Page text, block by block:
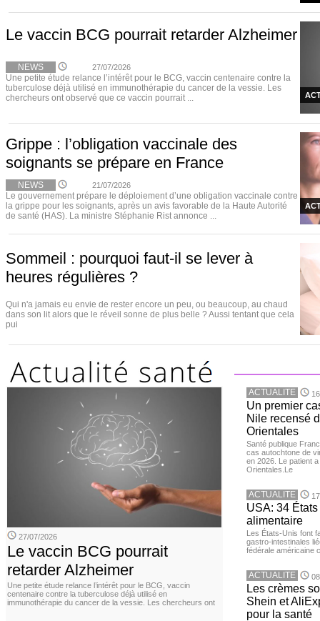
Le vaccin BCG pourrait retarder Alzheimer
NEWS 27/07/2026
Une petite étude relance l’intérêt pour le BCG, vaccin centenaire contre la
tuberculose déjà utilisé en immunothérapie du cancer de la vessie. Les
chercheurs ont observé que ce vaccin pourrait ...
Grippe : l’obligation vaccinale des
soignants se prépare en France
NEWS 21/07/2026
Le gouvernement prépare le déploiement d’une obligation vaccinale contre
la grippe pour les soignants, après un avis favorable de la Haute Autorité
de santé (HAS). La ministre Stéphanie Rist annonce ...
Sommeil : pourquoi faut-il se lever à
heures régulières ?
Qui n'a jamais eu envie de rester encore un peu, ou beaucoup, au chaud
dans son lit alors que le réveil sonne de plus belle ? Aussi tentant que cela
pui
27/07/2026
Le vaccin BCG pourrait
retarder Alzheimer
Une petite étude relance l’intérêt pour le BCG, vaccin
centenaire contre la tuberculose déjà utilisé en
immunothérapie du cancer de la vessie. Les chercheurs ont
ACTUALITE
Un premier
Nile recensé
Orientales
Santé publique
cas autochtone de
en 2026. Le patient
Orientales.Le
ACTUALITE
USA: 34
alimentaire
Les États-Unis font
gastro-intestinales
fédérale américaine
ACTUALITE
Les crèmes
Shein et
pour la santé